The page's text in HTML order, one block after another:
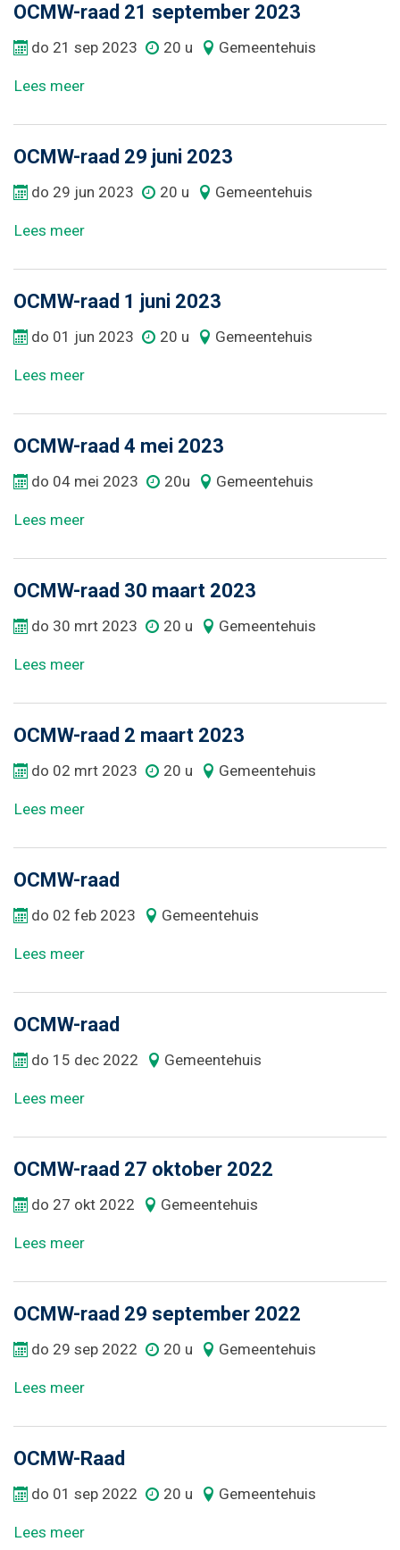
OCMW-raad 21 september 2023
do 21 sep 2023 20 u Gemeentehuis
Lees meer
OCMW-raad 29 juni 2023
do 29 jun 2023 20 u Gemeentehuis
Lees meer
OCMW-raad 1 juni 2023
do 01 jun 2023 20 u Gemeentehuis
Lees meer
OCMW-raad 4 mei 2023
do 04 mei 2023 20u Gemeentehuis
Lees meer
OCMW-raad 30 maart 2023
do 30 mrt 2023 20 u Gemeentehuis
Lees meer
OCMW-raad 2 maart 2023
do 02 mrt 2023 20 u Gemeentehuis
Lees meer
OCMW-raad
do 02 feb 2023 Gemeentehuis
Lees meer
OCMW-raad
do 15 dec 2022 Gemeentehuis
Lees meer
OCMW-raad 27 oktober 2022
do 27 okt 2022 Gemeentehuis
Lees meer
OCMW-raad 29 september 2022
do 29 sep 2022 20 u Gemeentehuis
Lees meer
OCMW-Raad
do 01 sep 2022 20 u Gemeentehuis
Lees meer